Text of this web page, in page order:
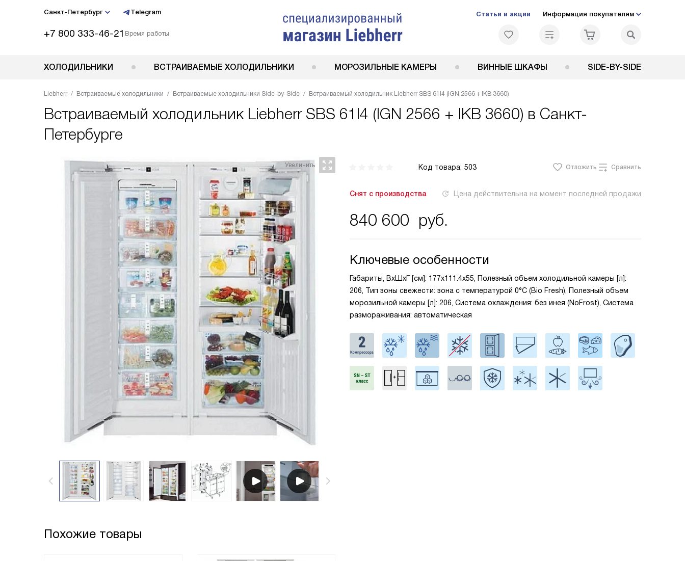
Санкт-Петербург Telegram
+7 800 333-46-21 Время работы
Статьи и акции Информация покупателям
ХОЛОДИЛЬНИКИ ВСТРАИВАЕМЫЕ ХОЛОДИЛЬНИКИ МОРОЗИЛЬНЫЕ КАМЕРЫ ВИННЫЕ ШКАФЫ SIDE-BY-SIDE
Liebherr Встраиваемые холодильники Встраиваемые холодильники Side-by-Side Встраиваемый холодильник Liebherr SBS 61I4 (IGN 2566 + IKB 3660)
Встраиваемый холодильник Liebherr SBS 61I4 (IGN 2566 + IKB 3660) в Санкт-
Петербурге
Код товара: 503 Отложить Сравнить
Снят с производства Цена действительна на момент последней продажи
840 600 руб.
Ключевые особенности
Габариты, ВxШxГ [см]: 177x111.4x55, Полезный объем холодильной камеры [л]:
206, Тип зоны свежести: зона с температурой 0°C (Bio Fresh), Полезный объем
морозильной камеры [л]: 206, Система охлаждения: без инея (NoFrost), Система
размораживания: автоматическая
Похожие товары